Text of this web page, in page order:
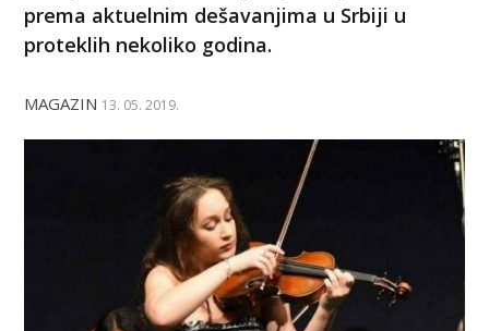
prema aktuelnim dešavanjima u Srbiji u
proteklih nekoliko godina.
MAGAZIN 13. 05. 2019.